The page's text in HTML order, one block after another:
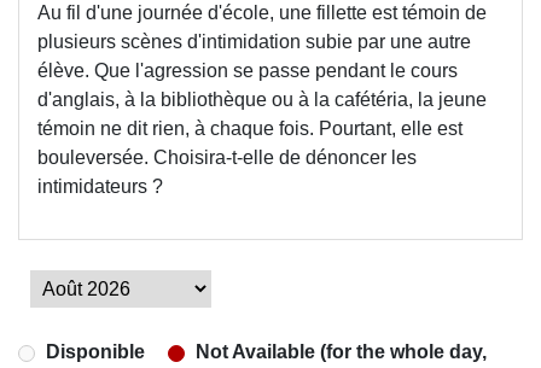
Au fil d'une journée d'école, une fillette est témoin de
plusieurs scènes d'intimidation subie par une autre
élève. Que l'agression se passe pendant le cours
d'anglais, à la bibliothèque ou à la cafétéria, la jeune
témoin ne dit rien, à chaque fois. Pourtant, elle est
bouleversée. Choisira-t-elle de dénoncer les
intimidateurs ?
Disponible
Not Available (for the whole day,